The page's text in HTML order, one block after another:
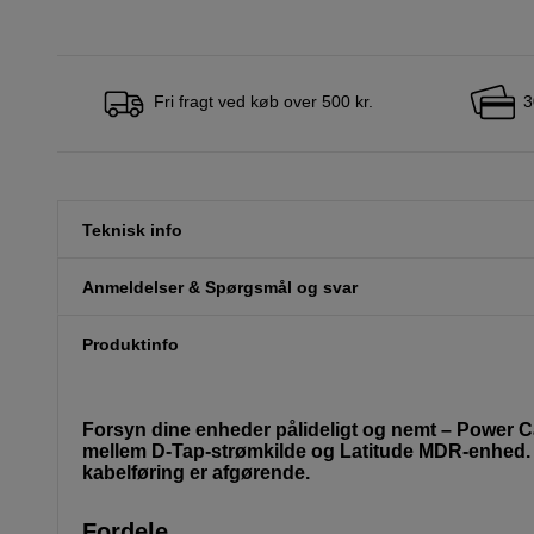
Fri fragt ved køb over 500 kr.
Teknisk info
Anmeldelser & Spørgsmål og svar
Produktinfo
Forsyn dine enheder pålideligt og nemt – Power
mellem D-Tap-strømkilde og Latitude MDR-
kabelføring er afgørende.